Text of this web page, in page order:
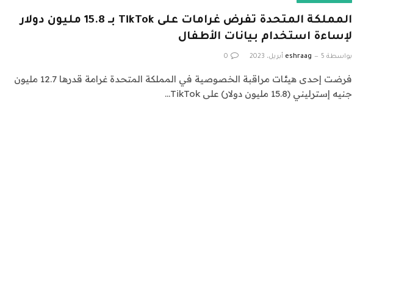
المملكة المتحدة تفرض غرامات على TikTok بـ 15.8 مليون دولار
لإساءة استخدام بيانات الأطفال
بواسطة eshraag 5 أبريل، 2023 0
فرضت إحدى هيئات مراقبة الخصوصية في المملكة المتحدة غرامة قدرها 12.7 مليون
جنيه إسترليني (15.8 مليون دولار) على TikTok…